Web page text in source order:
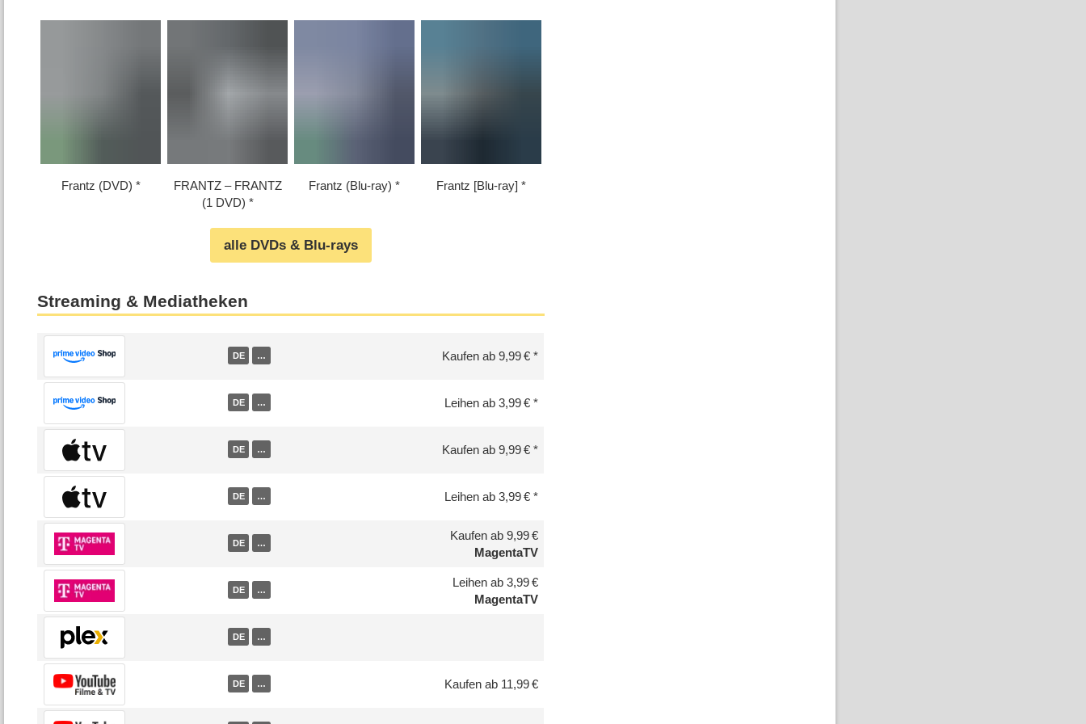
Frantz (DVD)
FRANTZ – FRANTZ
(1 DVD)
Frantz (Blu-ray) Frantz [Blu-ray]
alle DVDs & Blu-rays
Streaming & Mediatheken
DE … Kaufen ab 9,99 €
DE … Leihen ab 3,99 €
DE … Kaufen ab 9,99 €
DE … Leihen ab 3,99 €
DE …
Kaufen ab 9,99 €
MagentaTV
DE …
Leihen ab 3,99 €
MagentaTV
DE …
DE … Kaufen ab 11,99 €